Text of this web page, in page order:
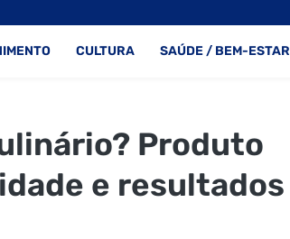
CULTURA SAÚDE / BEM-ESTAR
Produto
e resultados